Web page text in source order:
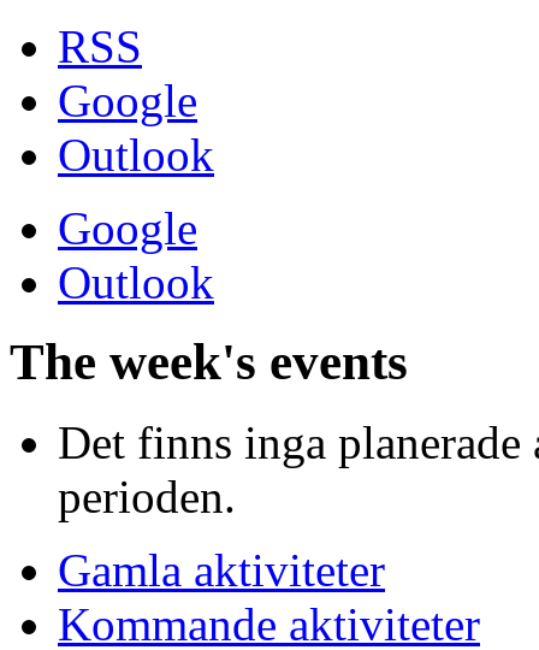
RSS
Google
Outlook
Google
Outlook
The week's events
Det finns inga
perioden.
Gamla aktiviteter
Kommande aktiviteter